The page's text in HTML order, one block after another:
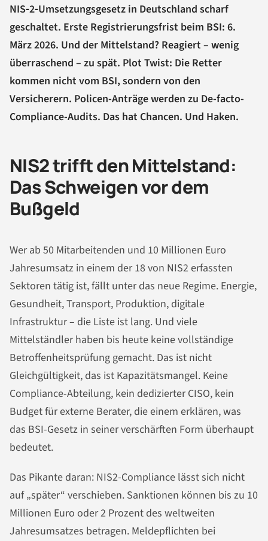
NIS‑2‑Umsetzungsgesetz in Deutschland scharf
geschaltet. Erste Registrierungsfrist beim BSI: 6.
März 2026. Und der Mittelstand? Reagiert – wenig
überraschend – zu spät. Plot Twist: Die Retter
kommen nicht vom BSI, sondern von den
Versicherern. Policen-Anträge werden zu De-facto-
Compliance-Audits. Das hat Chancen. Und Haken.
NIS2 trifft den Mittelstand:
Das Schweigen vor dem
Bußgeld
Wer ab 50 Mitarbeitenden und 10 Millionen Euro
Jahresumsatz in einem der 18 von NIS2 erfassten
Sektoren tätig ist, fällt unter das neue Regime. Energie,
Gesundheit, Transport, Produktion, digitale
Infrastruktur – die Liste ist lang. Und viele
Mittelständler haben bis heute keine vollständige
Betroffenheitsprüfung gemacht. Das ist nicht
Gleichgültigkeit, das ist Kapazitätsmangel. Keine
Compliance-Abteilung, kein dedizierter CISO, kein
Budget für externe Berater, die einem erklären, was
das BSI-Gesetz in seiner verschärften Form überhaupt
bedeutet.
Das Pikante daran: NIS2-Compliance lässt sich nicht
auf „später“ verschieben. Sanktionen können bis zu 10
Millionen Euro oder 2 Prozent des weltweiten
Jahresumsatzes betragen. Meldepflichten bei